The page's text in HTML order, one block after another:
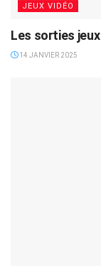
JEUX VIDÉO
Les sorties
14 JANVIER 2025